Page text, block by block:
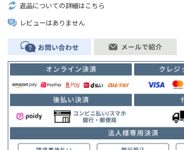
返品についての詳細はこちら
レビューはありません